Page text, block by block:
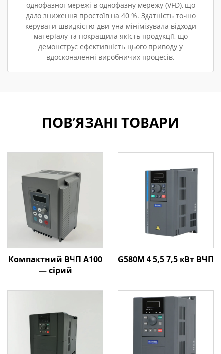
однофазної мережі в однофазну мережу (VFD), що
дало зниження простоїв на 40 %. Здатність точно
керувати швидкістю двигуна мінімізувала відходи
матеріалу та покращила якість продукції, що
демонструє ефективність цього приводу у
вдосконаленні виробничих процесів.
ПОВ’ЯЗАНІ ТОВАРИ
Компактний ВЧП A100
— сірий
G580M 4 5,5 7,5 кВт ВЧП